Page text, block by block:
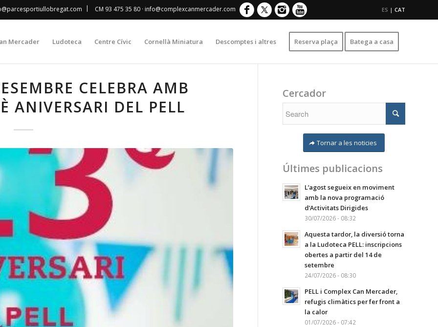
| CM 93 475 35 80· info@complexcanmercader.com ES | CAT
Mercader Ludoteca Centre Cívic Cornellà Miniatura Descomptes i altres Reserva plaça Batega a casa
CELEBRA AMB
ANIVERSARI DEL PELL
Cercador
Tornar a les noticies
Últimes publicacions
L’agost segueix en moviment
amb la nova programació
d’Activitats Dirigides
30/07/2026 - 08:32
Aquesta tardor, la diversió torna
a la Ludoteca PELL: inscripcions
obertes a partir del 14 de
setembre
24/07/2026 - 08:30
PELL i Complex Can Mercader,
refugis climàtics per fer front a
la calor
01/07/2026 - 07:42